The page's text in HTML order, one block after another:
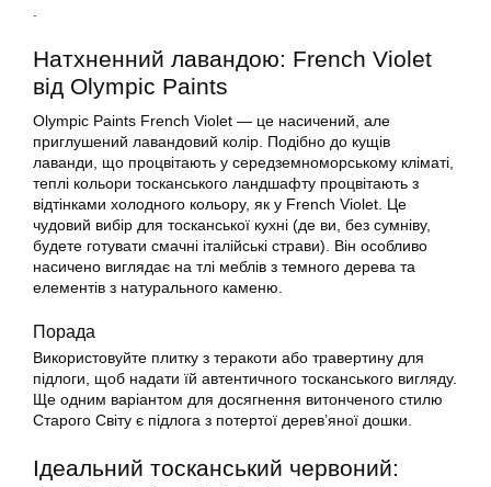
.
Натхненний лавандою: French Violet
від Olympic Paints
Olympic Paints French Violet — це насичений, але
приглушений лавандовий колір. Подібно до кущів
лаванди, що процвітають у середземноморському кліматі,
теплі кольори тосканського ландшафту процвітають з
відтінками холодного кольору, як у French Violet. Це
чудовий вибір для тосканської кухні (де ви, без сумніву,
будете готувати смачні італійські страви). Він особливо
насичено виглядає на тлі меблів з темного дерева та
елементів з натурального каменю.
Порада
Використовуйте плитку з теракоти або травертину для
підлоги, щоб надати їй автентичного тосканського вигляду.
Ще одним варіантом для досягнення витонченого стилю
Старого Світу є підлога з потертої дерев’яної дошки.
Ідеальний тосканський червоний: